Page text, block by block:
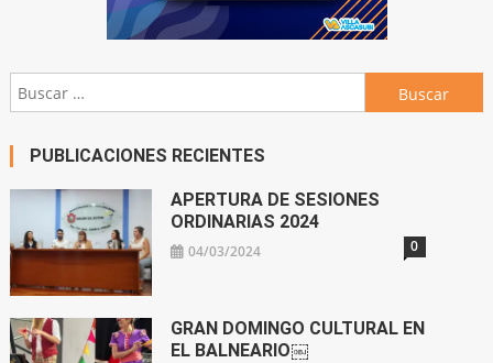
Buscar:
PUBLICACIONES RECIENTES
APERTURA DE SESIONES
ORDINARIAS 2024
04/03/2024 0
GRAN DOMINGO CULTURAL EN
EL BALNEARIO￼